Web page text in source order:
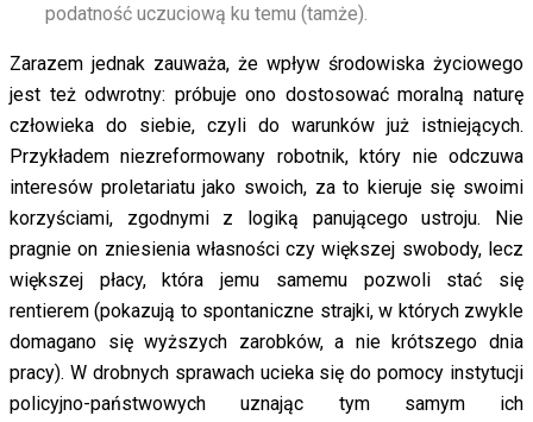
podatność uczuciową ku temu (tamże).
Zarazem jednak zauważa, że wpływ środowiska życiowego
jest też odwrotny: próbuje ono dostosować moralną naturę
człowieka do siebie, czyli do warunków już istniejących.
Przykładem niezreformowany robotnik, który nie odczuwa
interesów proletariatu jako swoich, za to kieruje się swoimi
korzyściami, zgodnymi z logiką panującego ustroju. Nie
pragnie on zniesienia własności czy większej swobody, lecz
większej płacy, która jemu samemu pozwoli stać się
rentierem (pokazują to spontaniczne strajki, w których zwykle
domagano się wyższych zarobków, a nie krótszego dnia
pracy). W drobnych sprawach ucieka się do pomocy instytucji
policyjno-państwowych uznając tym samym ich